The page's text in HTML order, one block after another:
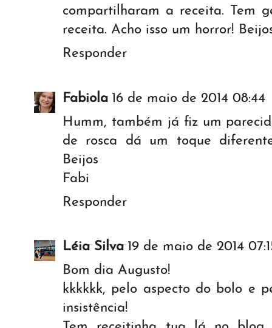
compartilharam a receita. Tem
receita. Acho isso um horror!
Responder
Fabiola 16 de maio de 2014 08:44
Humm, também já fiz um
de rosca dá um toque
Beijos
Fabi
Responder
Léia Silva 19 de maio de 2014
Bom dia Augusto!
kkkkkk, pelo aspecto do bolo e
insistência!